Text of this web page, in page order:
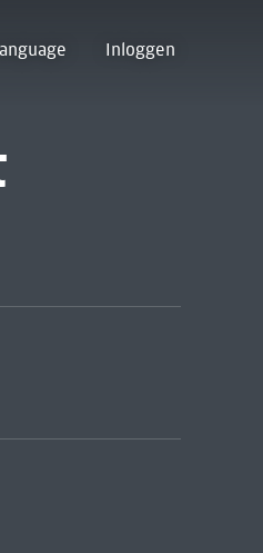
Inloggen